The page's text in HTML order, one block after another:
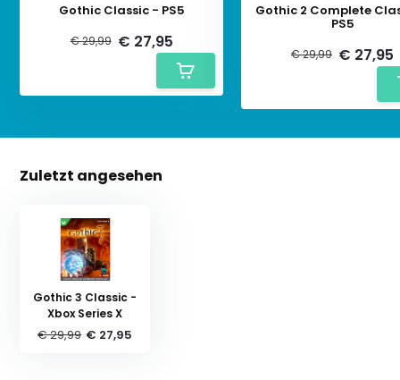
Gothic Classic - PS5
€ 29,99 € 27,95
Gothic 2 Complete
PS5
€ 29,99 € 27,95
Zuletzt angesehen
Gothic 3 Classic -
Xbox Series X
€ 29,99 € 27,95